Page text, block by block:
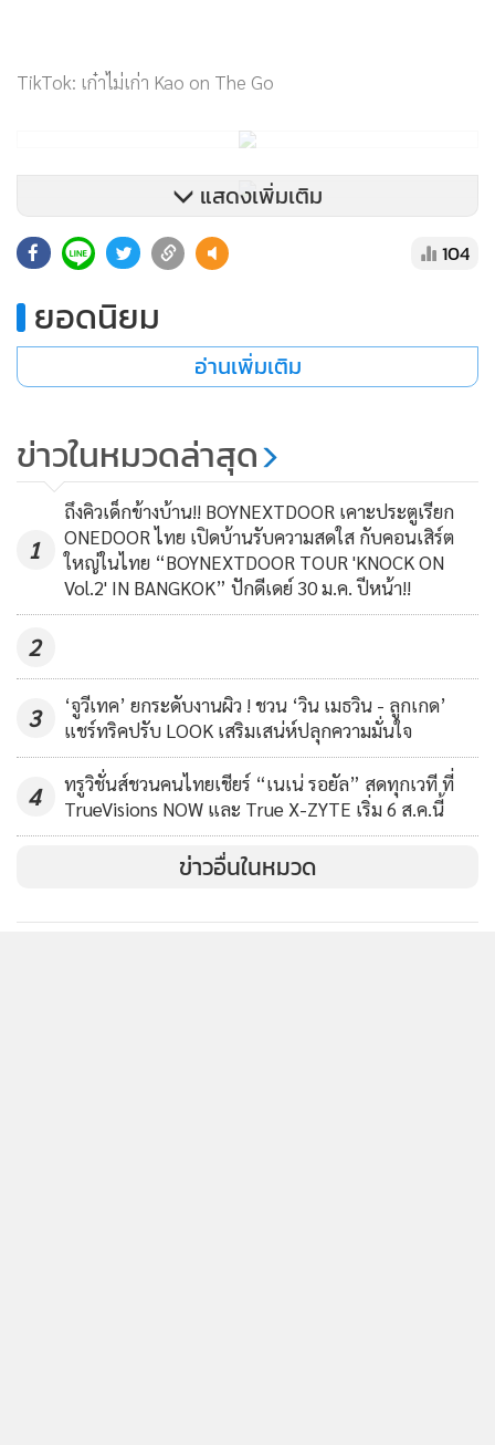
TikTok: เก๋าไม่เก่า Kao on The Go
แสดงเพิ่มเติม
104
ยอดนิยม
อ่านเพิ่มเติม
ข่าวในหมวดล่าสุด
1
ถึงคิวเด็กข้างบ้าน!! BOYNEXTDOOR เคาะประตูเรียก
ONEDOOR ไทย เปิดบ้านรับความสดใส กับคอนเสิร์ต
ใหญ่ในไทย “BOYNEXTDOOR TOUR 'KNOCK ON
Vol.2' IN BANGKOK” ปักดีเดย์ 30 ม.ค. ปีหน้า!!
2
3
‘จูวีเทค’ ยกระดับงานผิว ! ชวน ‘วิน เมธวิน - ลูกเกด’
แชร์ทริคปรับ LOOK เสริมเสน่ห์ปลุกความมั่นใจ
4
ทรูวิชั่นส์ชวนคนไทยเชียร์ “เนเน่ รอยัล” สดทุกเวที ที่
TrueVisions NOW และ True X-ZYTE เริ่ม 6 ส.ค.นี้
ข่าวอื่นในหมวด